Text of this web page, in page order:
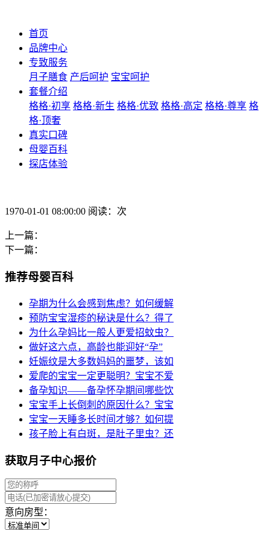
首页
品牌中心
专致服务
月子膳食 产后呵护 宝宝呵护
套餐介绍
格格·初享 格格·新生 格格·优致 格格·高定 格格·尊享 格
格·顶奢
真实口碑
母婴百科
探店体验
1970-01-01 08:00:00 阅读：次
上一篇：
下一篇：
推荐母婴百科
孕期为什么会感到焦虑？如何缓解
预防宝宝湿疹的秘诀是什么？得了
为什么孕妈比一般人更爱招蚊虫？
做好这六点，高龄也能迎好“孕”
妊娠纹是大多数妈妈的噩梦，该如
爱爬的宝宝一定更聪明？宝宝不爱
备孕知识——备孕怀孕期间哪些饮
宝宝手上长倒刺的原因什么？宝宝
宝宝一天睡多长时间才够？如何提
孩子脸上有白斑，是肚子里虫？还
获取月子中心报价
意向房型：